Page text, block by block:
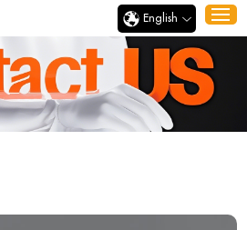
English